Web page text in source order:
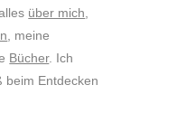
über mich
, meine
Bücher. Ich
beim Entdecken